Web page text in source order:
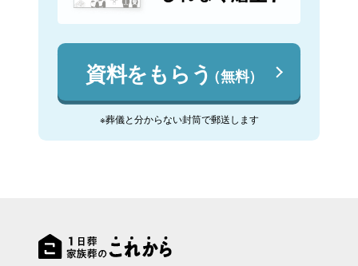
資料をもらう（無料）
※葬儀と分からない封筒で郵送します